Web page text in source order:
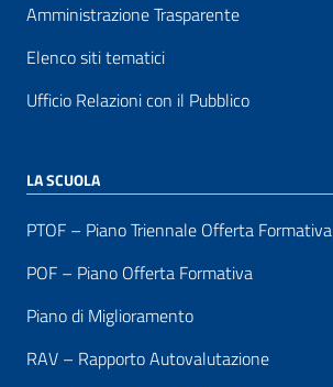
Amministrazione Trasparente
Elenco siti tematici
Ufficio Relazioni con il Pubblico
LA SCUOLA
PTOF – Piano Triennale Offerta Formativa
POF – Piano Offerta Formativa
Piano di Miglioramento
RAV – Rapporto Autovalutazione